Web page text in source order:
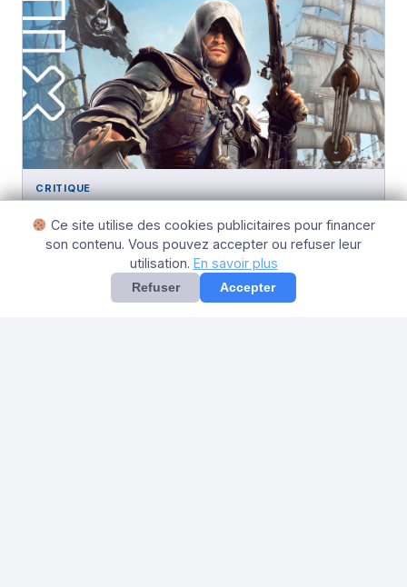
CRITIQUE
réussi d’un épisode culte
8 juillet 2026
Ce site utilise des cookies publicitaires pour financer
son contenu. Vous pouvez accepter ou refuser leur
utilisation. En savoir plus
Refuser Accepter